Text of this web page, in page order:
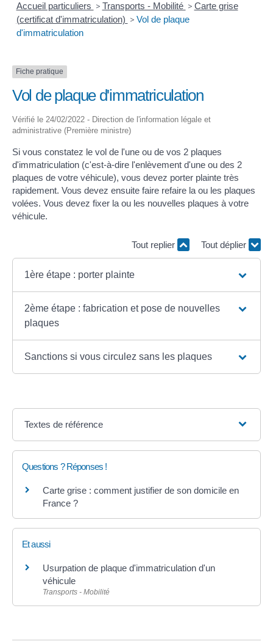
Accueil particuliers > Transports - Mobilité > Carte grise
(certificat d'immatriculation) > Vol de plaque
d'immatriculation
Fiche pratique
Vol de plaque d'immatriculation
Vérifié le 24/02/2022 - Direction de l'information légale et
administrative (Première ministre)
Si vous constatez le vol de l'une ou de vos 2 plaques
d'immatriculation (c'est-à-dire l'enlèvement d'une ou des 2
plaques de votre véhicule), vous devez porter plainte très
rapidement. Vous devez ensuite faire refaire la ou les plaques
volées. Vous devez fixer la ou les nouvelles plaques à votre
véhicule.
Tout replier Tout déplier
1ère étape : porter plainte
2ème étape : fabrication et pose de nouvelles
plaques
Sanctions si vous circulez sans les plaques
Textes de référence
Questions ? Réponses !
Carte grise : comment justifier de son domicile en
France ?
Et aussi
Usurpation de plaque d'immatriculation d'un
véhicule
Transports - Mobilité